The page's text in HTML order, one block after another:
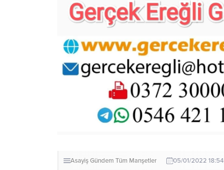
AsayişGündem Tüm Manşetler 05/01/2022 18:54